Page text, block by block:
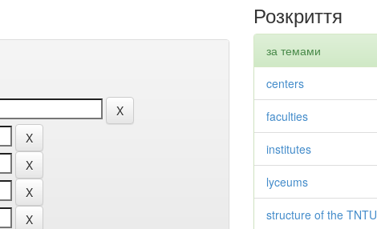
Розкриття
за темами
centers
faculties
institutes
lyceums
structure of the TNTU